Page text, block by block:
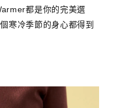
都是你的完美選
寒冷季節的身心都得到